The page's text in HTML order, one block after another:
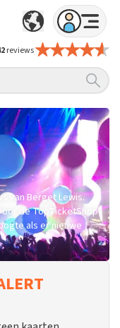
reviews
van Berget Lewis.
de TopTicketShop
als er nieuwe